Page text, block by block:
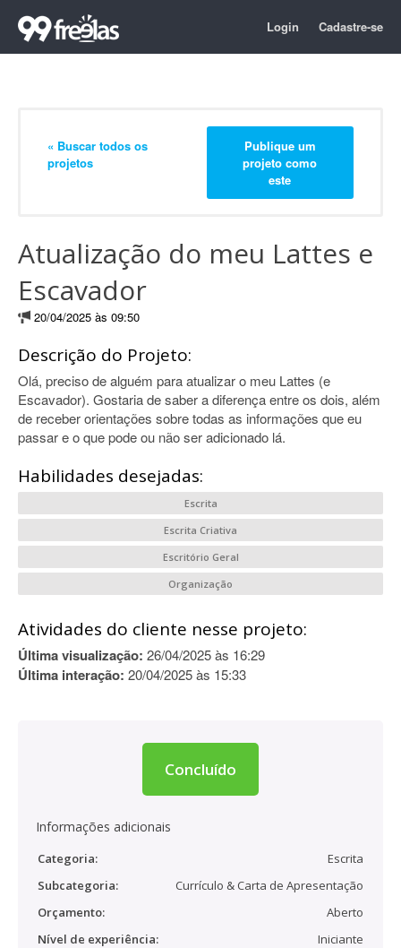
Login Cadastre-se
« Buscar todos os
projetos
Publique um
projeto como
este
Atualização do meu Lattes e
Escavador
20/04/2025 às 09:50
Descrição do Projeto:
Olá, preciso de alguém para atualizar o meu Lattes (e
Escavador). Gostaria de saber a diferença entre os dois, além
de receber orientações sobre todas as informações que eu
passar e o que pode ou não ser adicionado lá.
Habilidades desejadas:
Escrita
Escrita Criativa
Escritório Geral
Organização
Atividades do cliente nesse projeto:
Última visualização: 26/04/2025 às 16:29
Última interação: 20/04/2025 às 15:33
Concluído
Informações adicionais
Categoria:
Escrita
Subcategoria:
Currículo & Carta de Apresentação
Orçamento:
Aberto
Nível de experiência:
Iniciante